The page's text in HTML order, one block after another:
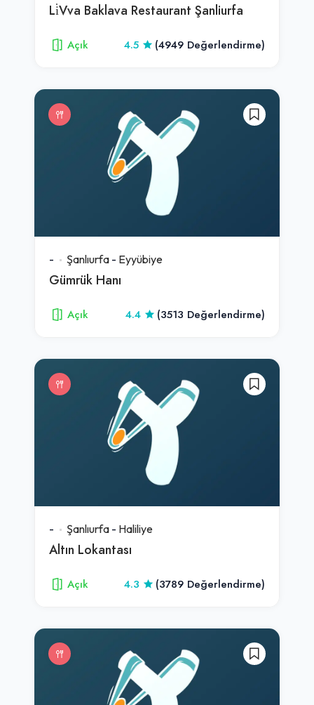
Li̇Vva Baklava Restaurant Şanliurfa
Açık 4.5 (4949 Değerlendirme)
- Şanlıurfa - Eyyübiye
Gümrük Hanı
Açık 4.4 (3513 Değerlendirme)
- Şanlıurfa - Haliliye
Altın Lokantası
Açık 4.3 (3789 Değerlendirme)